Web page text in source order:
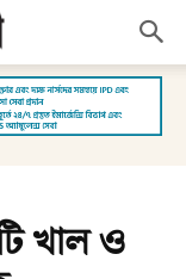
খাল ও